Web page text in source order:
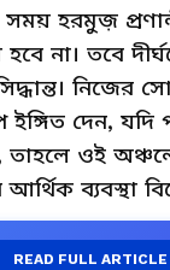
সময় হরমুজ়
না। তবে
নিজের
দেন, যদি
ওই অঞ্চলে
ব্যবস্থা
as a
READ FULL ARTICLE